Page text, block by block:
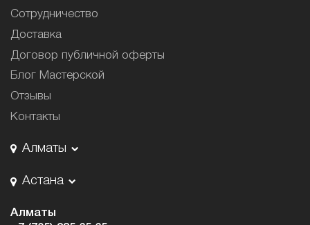
Сотрудничество
Доставка
Договор публичной оферты
Блог Мастерской
Отзывы
Контакты
Алматы
Астана
Алматы